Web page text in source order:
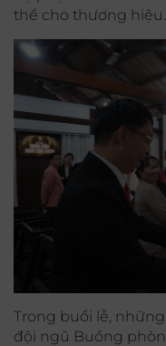
thể cho thương hiệu.
Trong buổi lễ,
đội ngũ Buồng